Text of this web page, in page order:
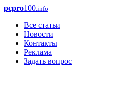
pcpro100.info
Все статьи
Новости
Контакты
Реклама
Задать вопрос